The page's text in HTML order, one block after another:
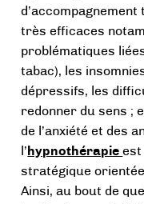
très efficaces
problématiques
tabac), les
dépressifs, les
redonner du sens ;
de l’anxiété et des
l’ hypnothérapieest
stratégique
Ainsi, au bout de